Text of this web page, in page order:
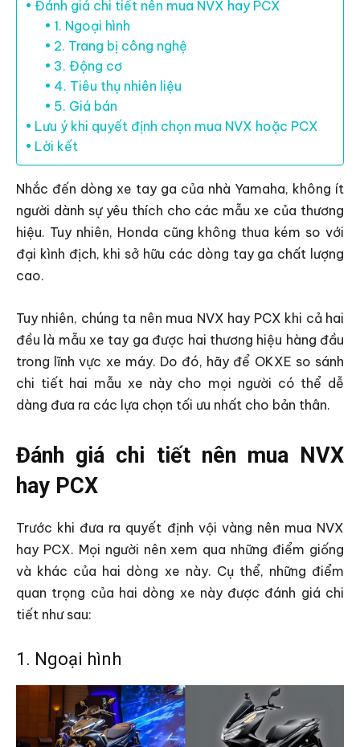
Đánh giá chi tiết nên mua NVX hay PCX
1. Ngoại hình
2. Trang bị công nghệ
3. Động cơ
4. Tiêu thụ nhiên liệu
5. Giá bán
Lưu ý khi quyết định chọn mua NVX hoặc PCX
Lời kết
Nhắc đến dòng xe tay ga của nhà Yamaha, không ít
người dành sự yêu thích cho các mẫu xe của thương
hiệu. Tuy nhiên, Honda cũng không thua kém so với
đại kình địch, khi sở hữu các dòng tay ga chất lượng
cao.
Tuy nhiên, chúng ta nên mua NVX hay PCX khi cả hai
đều là mẫu xe tay ga được hai thương hiệu hàng đầu
trong lĩnh vực xe máy. Do đó, hãy để OKXE so sánh
chi tiết hai mẫu xe này cho mọi người có thể dễ
dàng đưa ra các lựa chọn tối ưu nhất cho bản thân.
Đánh giá chi tiết nên mua NVX
hay PCX
Trước khi đưa ra quyết định vội vàng nên mua NVX
hay PCX. Mọi người nên xem qua những điểm giống
và khác của hai dòng xe này. Cụ thể, những điểm
quan trọng của hai dòng xe này được đánh giá chi
tiết như sau:
1. Ngoại hình